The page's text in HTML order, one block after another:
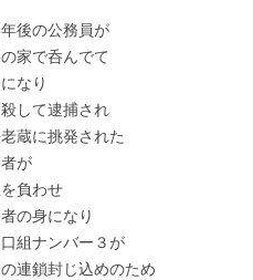
後の公務員が
家で呑んでて
なり
して逮捕され
蔵に挑発された
が
負わせ
の身になり
組ナンバー３が
連鎖封じ込めのため